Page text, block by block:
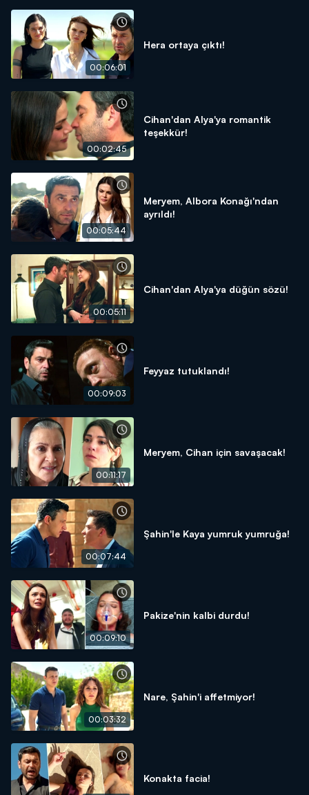
00:06:01
Hera ortaya çıktı!
00:02:45
Cihan'dan Alya'ya romantik
teşekkür!
00:05:44
Meryem, Albora Konağı'ndan
ayrıldı!
00:05:11
Cihan'dan Alya'ya düğün sözü!
00:09:03
Feyyaz tutuklandı!
00:11:17
Meryem, Cihan için savaşacak!
00:07:44
Şahin'le Kaya yumruk yumruğa!
00:09:10
Pakize'nin kalbi durdu!
00:03:32
Nare, Şahin'i affetmiyor!
Konakta facia!